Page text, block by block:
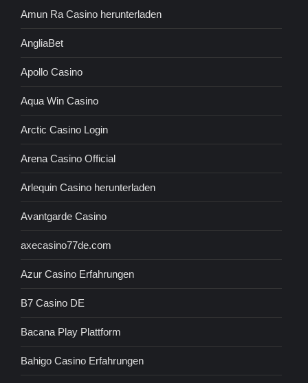
Amun Ra Casino herunterladen
AngliaBet
Apollo Casino
Aqua Win Casino
Arctic Casino Login
Arena Casino Official
Arlequin Casino herunterladen
Avantgarde Casino
axecasino77de.com
Azur Casino Erfahrungen
B7 Casino DE
Bacana Play Plattform
Bahigo Casino Erfahrungen